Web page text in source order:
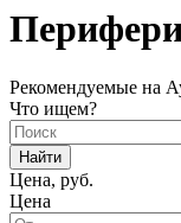
Рекомендуемые на
Что ищем?
Найти
Цена, руб.
Цена